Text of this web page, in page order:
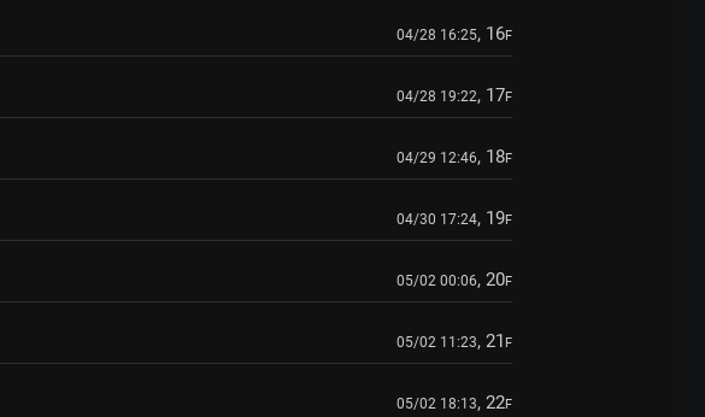
04/28 16:25, 16F
04/28 19:22, 17F
04/29 12:46, 18F
04/30 17:24, 19F
05/02 00:06, 20F
05/02 11:23, 21 F
05/02 18:13, 22F